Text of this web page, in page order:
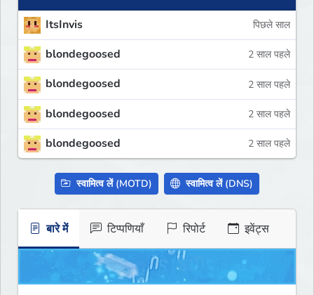
ItsInvis पिछले साल
blondegoosed 2 साल पहले
blondegoosed 2 साल पहले
blondegoosed 2 साल पहले
blondegoosed 2 साल पहले
स्वामित्व लें (MOTD) स्वामित्व लें (DNS)
बारे में टिप्पणियाँ रिपोर्ट इवेंट्स